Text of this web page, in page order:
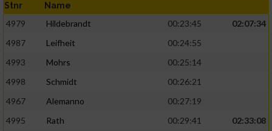
Stnr Name
4979 Hildebrandt 00:23:45
02:07:34
4987
Leifheit
00:24:55
4993
Mohrs
00:25:14
4998
Schmidt
00:26:21
4967
Alemanno
00:27:19
4995
Rath 00:29:41
02:33:08